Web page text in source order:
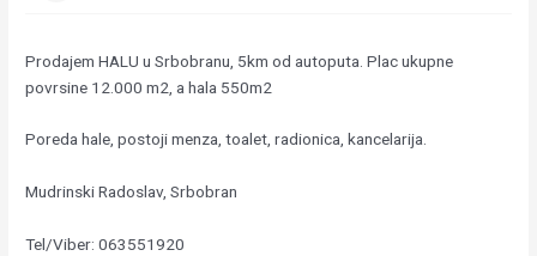
Prodajem HALU u Srbobranu, 5km od autoputa. Plac ukupne
povrsine 12.000 m2, a hala 550m2
Poreda hale, postoji menza, toalet, radionica, kancelarija.
Mudrinski Radoslav, Srbobran
Tel/Viber: 063551920